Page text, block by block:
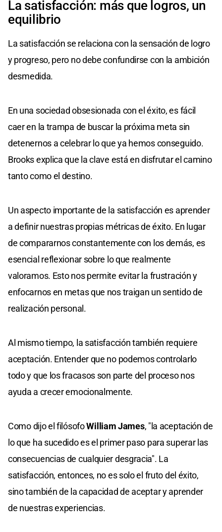
La satisfacción: más que logros, un
equilibrio
La satisfacción se relaciona con la sensación de logro
y progreso, pero no debe confundirse con la ambición
desmedida.
En una sociedad obsesionada con el éxito, es fácil
caer en la trampa de buscar la próxima meta sin
detenernos a celebrar lo que ya hemos conseguido.
Brooks explica que la clave está en disfrutar el camino
tanto como el destino.
Un aspecto importante de la satisfacción es aprender
a definir nuestras propias métricas de éxito. En lugar
de compararnos constantemente con los demás, es
esencial reflexionar sobre lo que realmente
valoramos. Esto nos permite evitar la frustración y
enfocarnos en metas que nos traigan un sentido de
realización personal.
Al mismo tiempo, la satisfacción también requiere
aceptación. Entender que no podemos controlarlo
todo y que los fracasos son parte del proceso nos
ayuda a crecer emocionalmente.
Como dijo el filósofoWilliam James, "la aceptación de
lo que ha sucedido es el primer paso para superar las
consecuencias de cualquier desgracia". La
satisfacción, entonces, no es solo el fruto del éxito,
sino también de la capacidad de aceptar y aprender
de nuestras experiencias.